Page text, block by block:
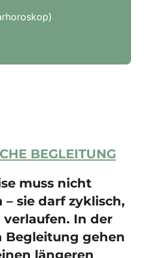
BEGLEITUNG
muss nicht
sie darf zyklisch,
In der
Begleitung gehen
längeren